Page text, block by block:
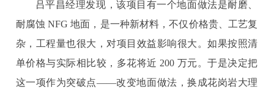
吕平昌经理发现，该项目有一个地面做法是耐磨、
耐腐蚀 NFG 地面，是一种新材料，不仅价格贵、工艺复
杂，工程量也很大，对项目效益影响很大。如果按照清
单价格与实际相比较，多花将近 200 万元。于是决定把
这一项作为突破点——改变地面做法，换成花岗岩大理